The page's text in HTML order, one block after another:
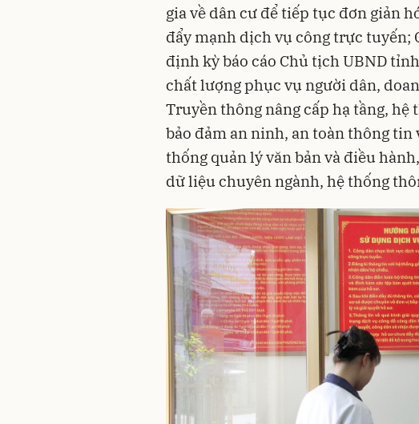
gia về dân cư để tiếp tục đơn giản
đẩy mạnh dịch vụ công trực tuyến;
định kỳ báo cáo Chủ tịch UBND
chất lượng phục vụ người dân,
Truyền thông nâng cấp hạ tầng,
bảo đảm an ninh, an toàn thông tin
thống quản lý văn bản và điều
dữ liệu chuyên ngành, hệ thống